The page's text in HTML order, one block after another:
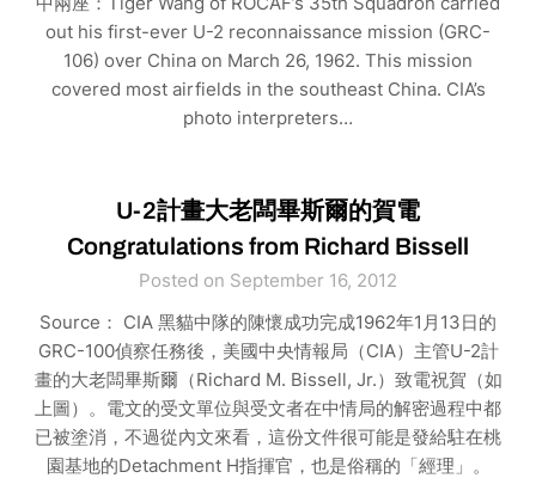
out his first-ever U-2 reconnaissance mission (GRC-
106) over China on March 26, 1962. This mission
covered most airfields in the southeast China. CIA’s
photo interpreters…
U-2計畫大老闆畢斯爾的賀電
Congratulations from Richard Bissell
Posted on September 16, 2012
Source： CIA 黑貓中隊的陳懷成功完成1962年1月13日的
GRC-100偵察任務後，美國中央情報局（CIA）主管U-2計
畫的大老闆畢斯爾（Richard M. Bissell, Jr.）致電祝賀（如
上圖）。電文的受文單位與受文者在中情局的解密過程中都
已被塗消，不過從內文來看，這份文件很可能是發給駐在桃
園基地的Detachment H指揮官，也是俗稱的「經理」。